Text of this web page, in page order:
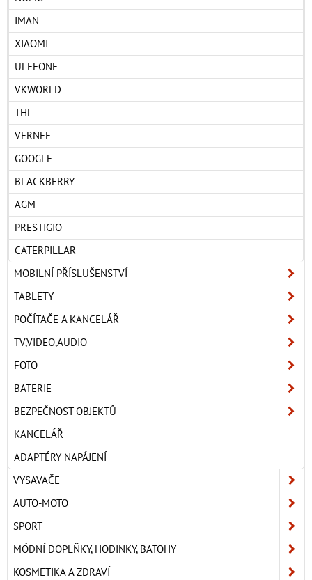
IMAN
XIAOMI
ULEFONE
VKWORLD
THL
VERNEE
GOOGLE
BLACKBERRY
AGM
PRESTIGIO
CATERPILLAR
MOBILNÍ PŘÍSLUŠENSTVÍ
TABLETY
POČÍTAČE A KANCELÁŘ
TV,VIDEO,AUDIO
FOTO
BATERIE
BEZPEČNOST OBJEKTŮ
KANCELÁŘ
ADAPTÉRY NAPÁJENÍ
VYSAVAČE
AUTO-MOTO
SPORT
MÓDNÍ DOPLŇKY, HODINKY, BATOHY
KOSMETIKA A ZDRAVÍ